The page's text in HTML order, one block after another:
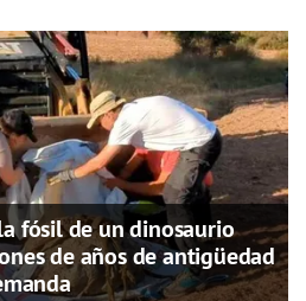
fósil de un dinosaurio
de años de antigüedad